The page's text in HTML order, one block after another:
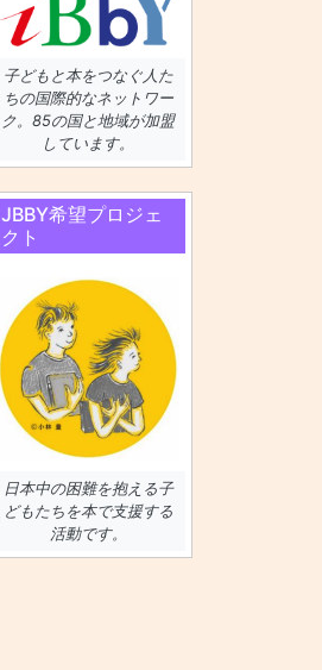
子どもと本をつなぐ人た
ちの国際的なネットワー
ク。85の国と地域が加盟
しています。
JBBY希望プロジェ
クト
日本中の困難を抱える子
どもたちを本で支援する
活動です。